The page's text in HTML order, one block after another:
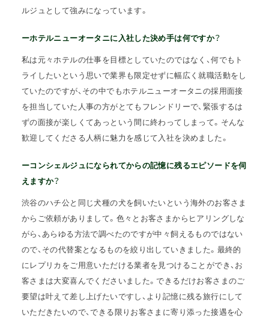
ルジュとして強みになっています。
ーホテルニューオータニに入社した決め手は何ですか？
私は元々ホテルの仕事を目標としていたのではなく、何でもト
ライしたいという思いで業界も限定せずに幅広く就職活動をし
ていたのですが、その中でもホテルニューオータニの採用面接
を担当していた人事の方がとてもフレンドリーで、緊張するは
ずの面接が楽しくてあっという間に終わってしまって。そんな
歓迎してくださる人柄に魅力を感じて入社を決めました。
ーコンシェルジュになられてからの記憶に残るエピソードを伺
えますか？
渋谷のハチ公と同じ犬種の犬を飼いたいという海外のお客さま
からご依頼がありまして。色々とお客さまからヒアリングしな
がら、あらゆる方法で調べたのですが中々飼えるものではない
ので、その代替案となるものを絞り出していきました。最終的
にレプリカをご用意いただける業者を見つけることができ、お
客さまは大変喜んでくださいました。できるだけお客さまのご
要望は叶えて差し上げたいですし、より記憶に残る旅行にして
いただきたいので、できる限りお客さまに寄り添った接遇を心